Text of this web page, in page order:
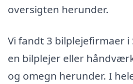
oversigten herunder.
Vi fandt 3 bilplejefirmaer i
en bilplejer eller
og omegn herunder. I